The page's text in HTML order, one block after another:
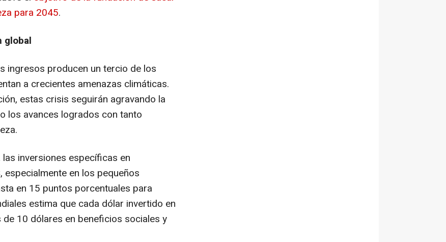
para 2045.
global
ingresos producen un tercio de los
a crecientes amenazas climáticas.
estas crisis seguirán agravando la
los avances logrados con tanto
inversiones específicas en
en los pequeños
en 15 puntos porcentuales para
estima que cada dólar invertido en
10 dólares en beneficios sociales y